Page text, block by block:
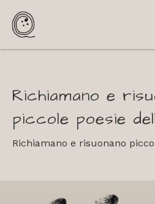
Richiamano e
piccole poesie
Richiamano e risuonano